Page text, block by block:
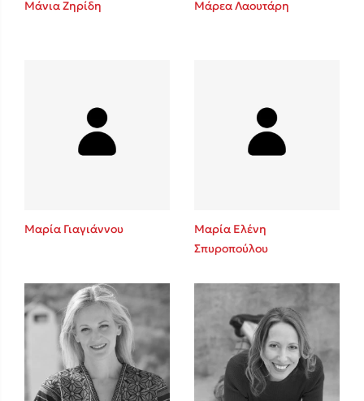
Playlist
Στέφανος Ξενάκης
Το λεξικό της ζωής σου
Μάνια Ζηρίδη Μάρεα Λαουτάρη
Μαρία Γιαγιάννου
Μαρία Ελένη
Σπυροπούλου